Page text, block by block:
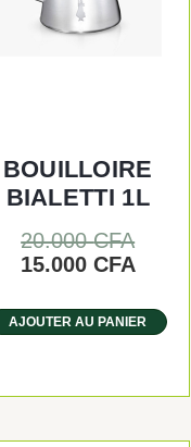
BOUILLOIRE
BIALETTI 1L
20.000CFA
15.000 CFA
AJOUTER AU PANIER